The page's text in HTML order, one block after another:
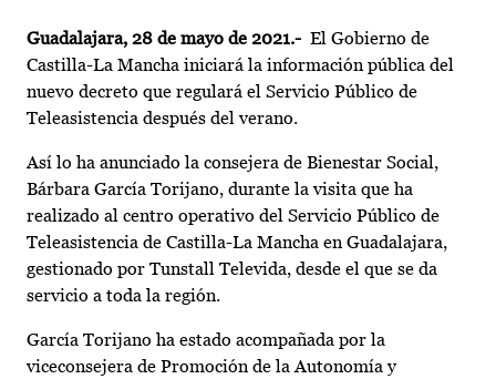
Guadalajara, 28 de mayo de 2021.- El Gobierno de
Castilla-La Mancha iniciará la información pública del
nuevo decreto que regulará el Servicio Público de
Teleasistencia después del verano.
Así lo ha anunciado la consejera de Bienestar Social,
Bárbara García Torijano, durante la visita que ha
realizado al centro operativo del Servicio Público de
Teleasistencia de Castilla-La Mancha en Guadalajara,
gestionado por Tunstall Televida, desde el que se da
servicio a toda la región.
García Torijano ha estado acompañada por la
viceconsejera de Promoción de la Autonomía y